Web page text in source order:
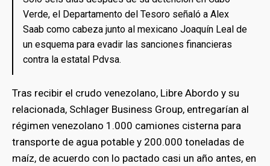
Verde, el Departamento del Tesoro señaló a Alex
Saab como cabeza junto al mexicano Joaquín Leal de
un esquema para evadir las sanciones financieras
contra la estatal Pdvsa.
Tras recibir el crudo venezolano, Libre Abordo y su
relacionada, Schlager Business Group, entregarían al
régimen venezolano 1.000 camiones cisterna para
transporte de agua potable y 200.000 toneladas de
maíz, de acuerdo con lo pactado casi un año antes, en